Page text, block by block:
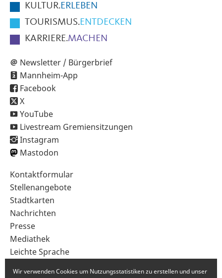
KULTUR.ERLEBEN
TOURISMUS.ENTDECKEN
KARRIERE.MACHEN
Newsletter / Bürgerbrief
Mannheim-App
Facebook
X
YouTube
Livestream Gremiensitzungen
Instagram
Mastodon
Sekundärnavigation
im
Fußbereich
Kontaktformular
Stellenangebote
Stadtkarten
Nachrichten
Presse
Mediathek
Leichte Sprache
Wir verwenden Cookies um Nutzungsstatistiken zu erstellen und unser